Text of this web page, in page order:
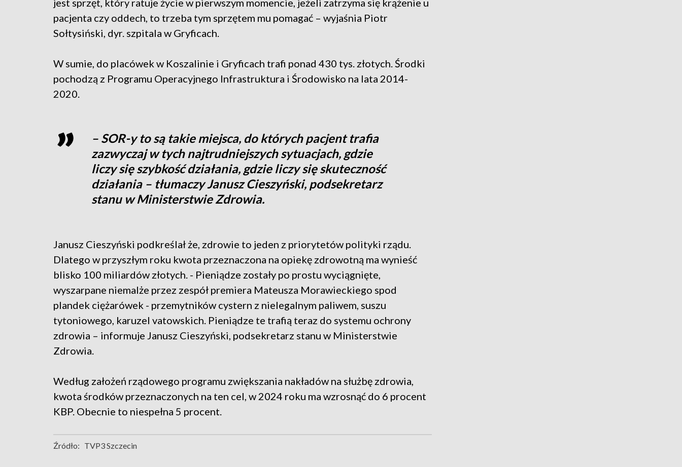
pacjenta czy oddech, to trzeba tym sprzętem mu pomagać – wyjaśnia Piotr
Sołtysiński, dyr. szpitala w Gryficach.
W sumie, do placówek w Koszalinie i Gryficach trafi ponad 430 tys. złotych. Środki
pochodzą z Programu Operacyjnego Infrastruktura i Środowisko na lata 2014-
2020.
– SOR-y to są takie miejsca, do których pacjent trafia
zazwyczaj w tych najtrudniejszych sytuacjach, gdzie
liczy się szybkość działania, gdzie liczy się skuteczność
działania – tłumaczy Janusz Cieszyński, podsekretarz
stanu w Ministerstwie Zdrowia.
Janusz Cieszyński podkreślał że, zdrowie to jeden z priorytetów polityki rządu.
Dlatego w przyszłym roku kwota przeznaczona na opiekę zdrowotną ma wynieść
blisko 100 miliardów złotych. - Pieniądze zostały po prostu wyciągnięte,
wyszarpane niemalże przez zespół premiera Mateusza Morawieckiego spod
plandek ciężarówek - przemytników cystern z nielegalnym paliwem, suszu
tytoniowego, karuzel vatowskich. Pieniądze te trafią teraz do systemu ochrony
zdrowia – informuje Janusz Cieszyński, podsekretarz stanu w Ministerstwie
Zdrowia.
Według założeń rządowego programu zwiększania nakładów na służbę zdrowia,
kwota środków przeznaczonych na ten cel, w 2024 roku ma wzrosnąć do 6 procent
KBP. Obecnie to niespełna 5 procent.
Źródło: TVP3 Szczecin